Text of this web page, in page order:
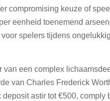
compromising keuze of
eenheid toenemend
spelers tijdens
van een complex
van Charles Frederick
astir tot €500, comply